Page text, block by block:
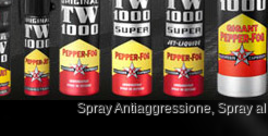
Spray Antiaggressione, Spray